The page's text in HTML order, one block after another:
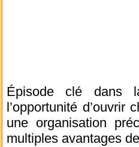
Épisode clé dans
l’opportunité
une organisation
multiples avantages